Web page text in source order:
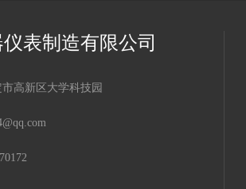
表制造有限公司
高新区大学科技园